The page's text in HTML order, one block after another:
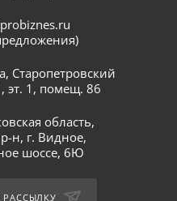
Старопетровский
эт. 1, помещ. 86
область,
н, г. Видное,
шоссе, 6Ю
РАССЫЛКУ